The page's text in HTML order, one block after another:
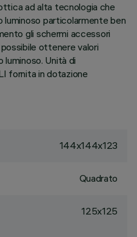
ad alta tecnologia che
particolarmente ben
gli schermi accessori
ottenere valori
Unità di
fornita in dotazione
144x144x123
Quadrato
125x125